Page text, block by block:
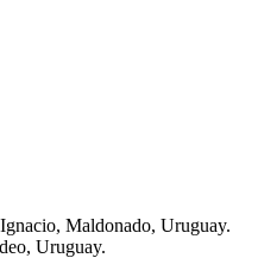
Maldonado, Uruguay.
Uruguay.